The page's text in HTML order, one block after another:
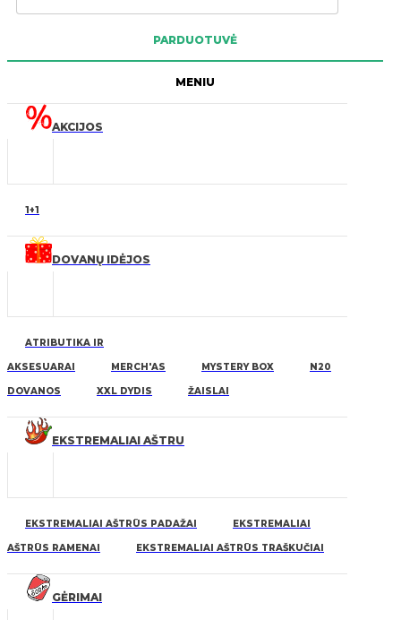
PARDUOTUVĖ
MENIU
AKCIJOS
1+1
DOVANŲ IDĖJOS
ATRIBUTIKA IR
AKSESUARAI MERCH'AS MYSTERY BOX N20
DOVANOS XXL DYDIS ŽAISLAI
EKSTREMALIAI AŠTRU
EKSTREMALIAI AŠTRŪS PADAŽAI EKSTREMALIAI
AŠTRŪS RAMENAI EKSTREMALIAI AŠTRŪS TRAŠKUČIAI
GĖRIMAI